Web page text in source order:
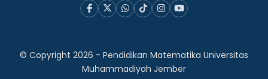
© Copyright 2026 - Pendidikan Matematika Universitas
Muhammadiyah Jember